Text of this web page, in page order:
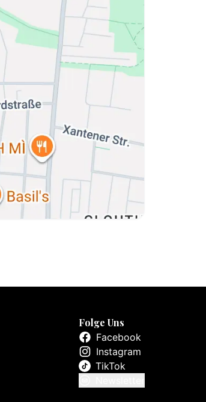
Folge Uns
Facebook
Instagram
TikTok